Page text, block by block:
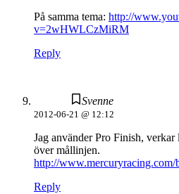
På samma tema: http://
v=2wHWLCzMiRM
Reply
Svenne
2012-06-21 @ 12:12
Jag använder Pro Finish,
över mållinjen.
http://
Reply